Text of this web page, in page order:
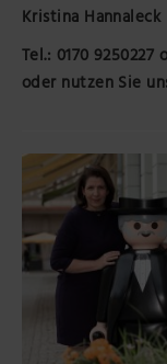
Kristina Hannaleck
Tel.: 0170 9250227
oder nutzen Sie